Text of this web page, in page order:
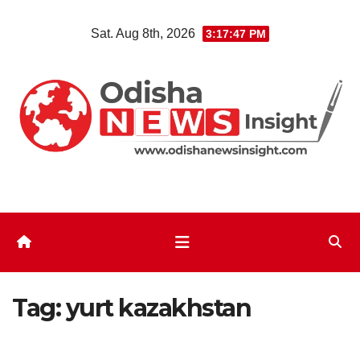
Sat. Aug 8th, 2026 3:17:48 PM
Tag:yurt kazakhstan